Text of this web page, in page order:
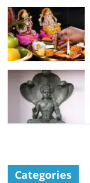
Categories